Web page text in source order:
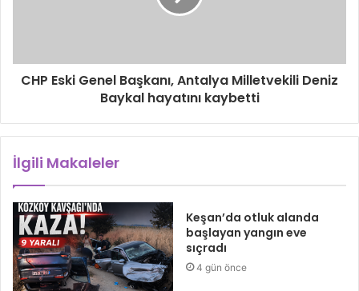
CHP Eski Genel Başkanı, Antalya Milletvekili Deniz
Baykal hayatını kaybetti
İlgili Makaleler
Keşan’da otluk alanda
başlayan yangın eve
sıçradı
4 gün önce